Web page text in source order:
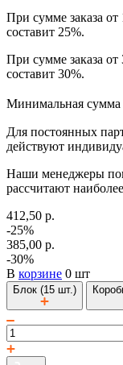
При сумме заказа от
составит 25%.
При сумме заказа от
составит 30%.
Минимальная сумма
Для постоянных
действуют
Наши менеджеры
рассчитают
412,50 р.
-25%
385,00 р.
-30%
В корзине 0 шт
Блок (15 шт.)